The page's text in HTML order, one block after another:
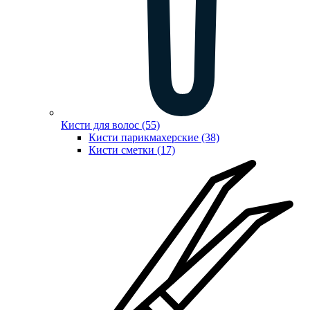
Кисти для волос (55)
Кисти парикмахерские (38)
Кисти сметки (17)